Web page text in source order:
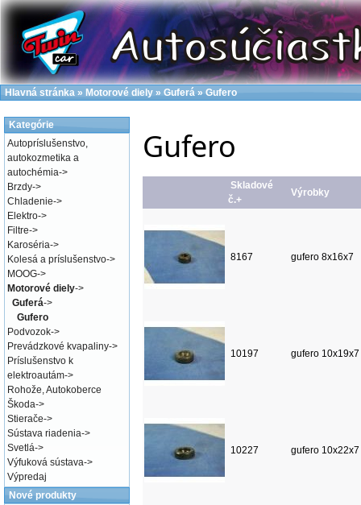
Gufero
Skladové
č.+
Výrobky
8167 gufero 8x16x7
10197 gufero 10x19x7
10227 gufero 10x22x7
Kategórie
Autopríslušenstvo,
autokozmetika a
autochémia->
Brzdy->
Chladenie->
Elektro->
Filtre->
Karoséria->
Kolesá a príslušenstvo->
MOOG->
Motorové diely->
Guferá->
Gufero
Podvozok->
Prevádzkové kvapaliny->
Príslušenstvo k
elektroautám->
Rohože, Autokoberce
Škoda->
Stierače->
Sústava riadenia->
Svetlá->
Výfuková sústava->
Výpredaj
Nové produkty
Hlavná stránka » Motorové diely » Guferá » Gufero